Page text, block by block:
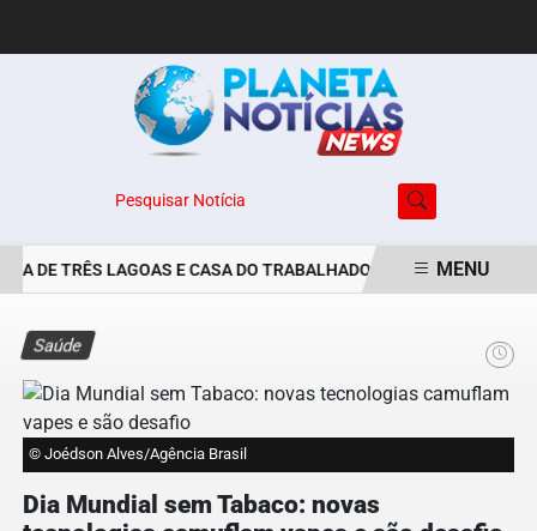
Pesquisar Notícia
DE TRÊS LAGOAS E CASA DO TRABALHADOR DIVULGAM VAGAS
MENU
Saúde
© Joédson Alves/Agência Brasil
Dia Mundial sem Tabaco: novas